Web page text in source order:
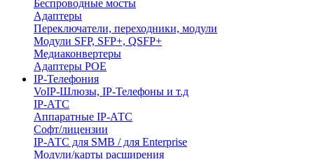
Беспроводные мосты
Адаптеры
Переключатели, переходники, модули
Модули SFP, SFP+, QSFP+
Медиаконвертеры
Адаптеры POE
IP-Телефония
VoIP-Шлюзы, IP-Телефоны и т.д
IP-АТС
Аппаратные IP-АТС
Софт/лицензии
IP-АТС для SMB / для Enterprise
Модули/карты расширения